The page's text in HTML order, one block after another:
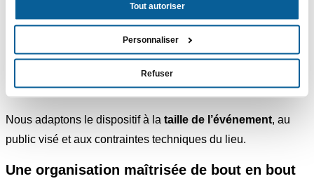
Tout autoriser
Personnaliser
Refuser
événements institutionnels et conférences,
assemblées générales et communications internes,
événements culturels ou publics,
lancements et prises de parole officielles.
Nous adaptons le dispositif à la taille de l’événement, au
public visé et aux contraintes techniques du lieu.
Une organisation maîtrisée de bout en bout